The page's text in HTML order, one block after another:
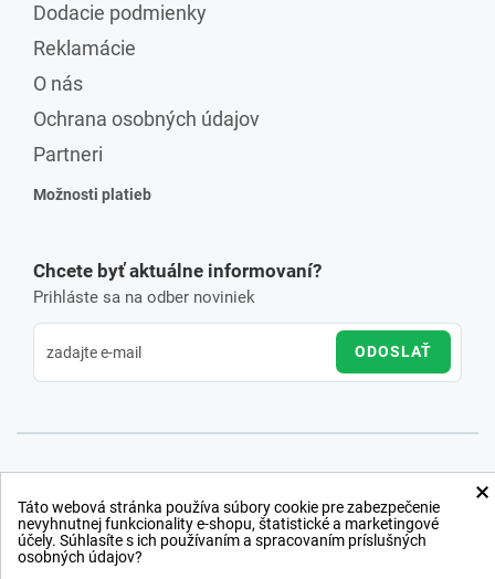
Dodacie podmienky
Reklamácie
O nás
Ochrana osobných údajov
Partneri
Možnosti platieb
Chcete byť aktuálne informovaní?
Prihláste sa na odber noviniek
ODOSLAŤ
×
Táto webová stránka používa súbory cookie pre zabezpečenie
nevyhnutnej funkcionality e-shopu, štatistické a marketingové
účely. Súhlasíte s ich používaním a spracovaním príslušných
osobných údajov?